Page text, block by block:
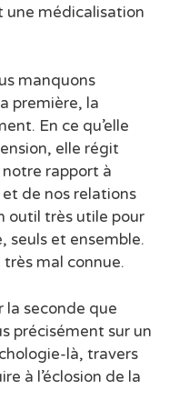
médicalisation
manquons
première, la
En ce qu’elle
elle régit
rapport à
de nos relations
outil très utile pour
seuls et ensemble.
mal connue.
la seconde que
précisément sur un
là, travers
à l’éclosion de la